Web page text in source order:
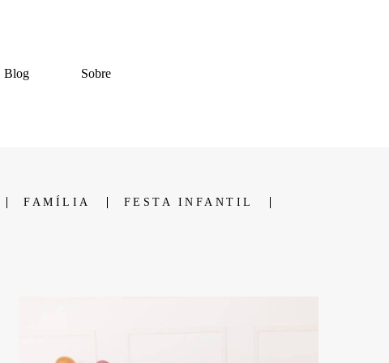
Blog Sobre
FAMÍLIA FESTA INFANTIL